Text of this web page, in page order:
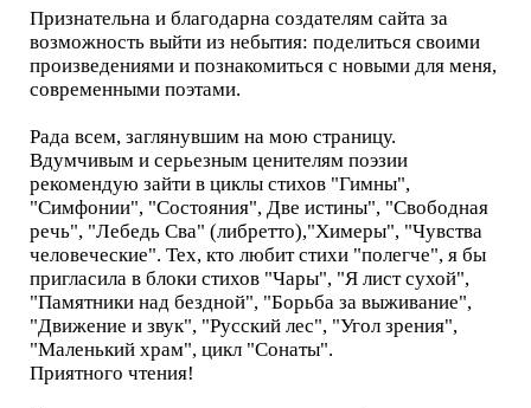
Признательна и благодарна создателям сайта за
возможность выйти из небытия: поделиться своими
произведениями и познакомиться с новыми для меня,
современными поэтами.
Рада всем, заглянувшим на мою страницу.
Вдумчивым и серьезным ценителям поэзии
рекомендую зайти в циклы стихов "Гимны",
"Симфонии", "Состояния", Две истины", "Свободная
речь", "Лебедь Сва" (либретто),"Химеры", "Чувства
человеческие". Тех, кто любит стихи "полегче", я бы
пригласила в блоки стихов "Чары", "Я лист сухой",
"Памятники над бездной", "Борьба за выживание",
"Движение и звук", "Русский лес", "Угол зрения",
"Маленький храм", цикл "Сонаты".
Приятного чтения!